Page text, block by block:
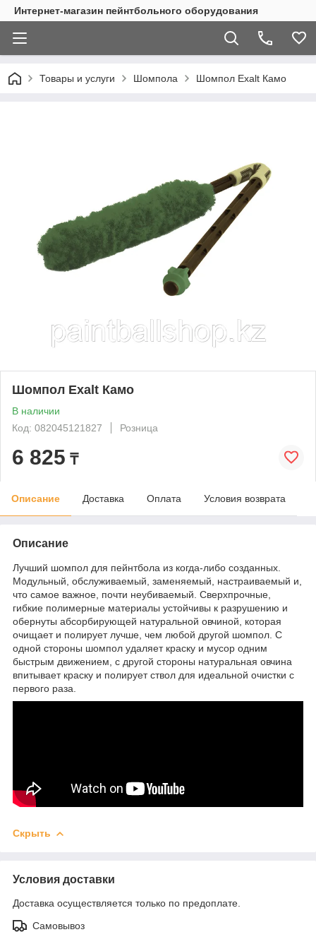
Интернет-магазин пейнтбольного оборудования
Товары и услуги Шомпола Шомпол Exalt Камо
Шомпол Exalt Камо
В наличии
Код: 082045121827
Розница
6 825 ₸
Описание Доставка Оплата Условия возврата
Описание
Лучший шомпол для пейнтбола из когда-либо созданных.
Модульный, обслуживаемый, заменяемый, настраиваемый и,
что самое важное, почти неубиваемый. Сверхпрочные,
гибкие полимерные материалы устойчивы к разрушению и
обернуты абсорбирующей натуральной овчиной, которая
очищает и полирует лучше, чем любой другой шомпол. С
одной стороны шомпол удаляет краску и мусор одним
быстрым движением, с другой стороны натуральная овчина
впитывает краску и полирует ствол для идеальной очистки с
первого раза.
Скрыть
Условия доставки
Доставка осуществляется только по предоплате.
Самовывоз